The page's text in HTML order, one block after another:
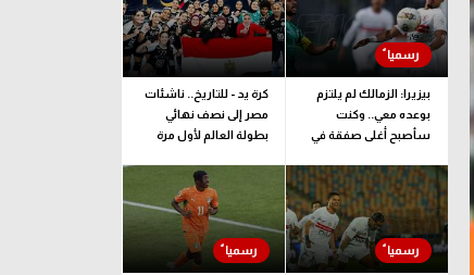
بيزيرا: الزمالك لم يلتزم
بوعده معي.. وكنت
سأصبح أغلى صفقة في
كرة يد - للتاريخ.. ناشئات
مصر إلى نصف نهائي
بطولة العالم لأول مرة